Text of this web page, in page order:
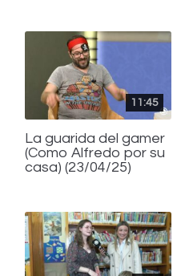
11:45
La guarida del gamer
(Como Alfredo por su
casa) (23/04/25)